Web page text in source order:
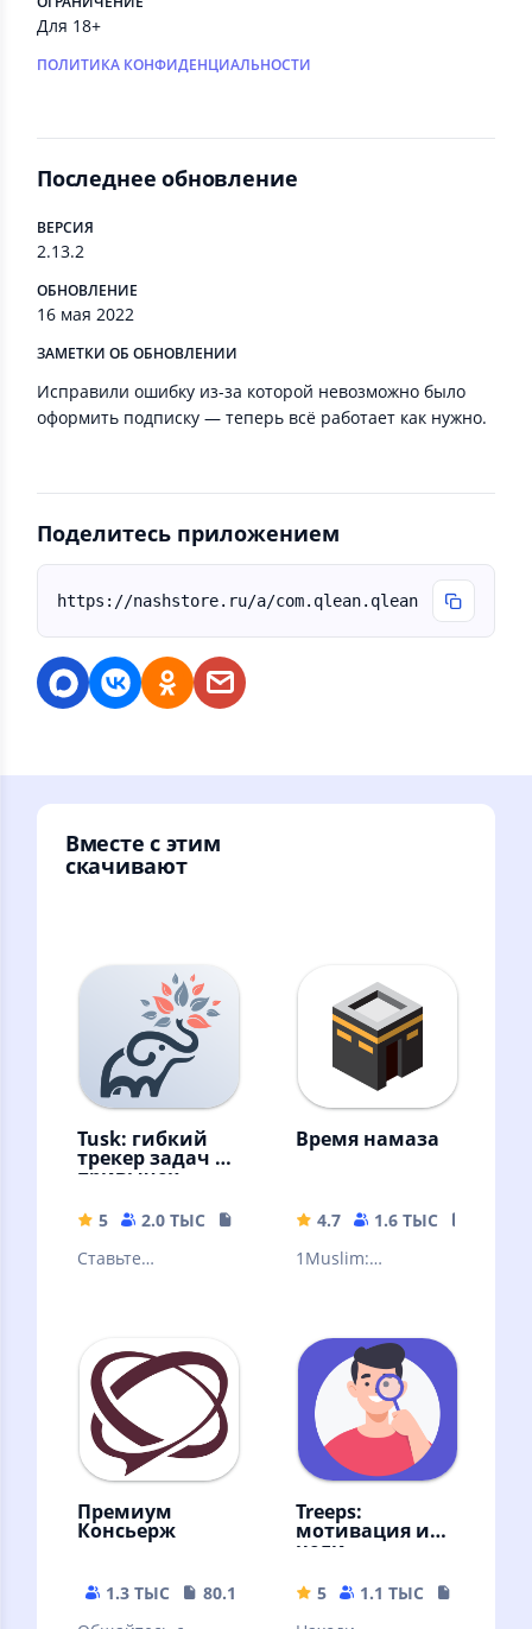
Для 18+
ПОЛИТИКА КОНФИДЕНЦИАЛЬНОСТИ
Последнее обновление
ВЕРСИЯ
2.13.2
ОБНОВЛЕНИЕ
16 мая 2022
ЗАМЕТКИ ОБ ОБНОВЛЕНИИ
Исправили ошибку из-за которой невозможно было
оформить подписку — теперь всё работает как нужно.
Поделитесь приложением
https://nashstore.ru/a/com.qlean.qlean
Вместе с этим
скачивают
Tusk: гибкий
трекер задач и
привычек
5 2.0 ТЫС
54.94 MB
Ставьте
прогресс
Время намаза
4.7 1.6 ТЫС
1Muslim:
Кибла, Рамадан
виджет и
календарь, Хадисы
Премиум
Консьерж
1.3 ТЫС
80.14 MB
Treeps:
мотивация и
цели
5 1.1 ТЫС